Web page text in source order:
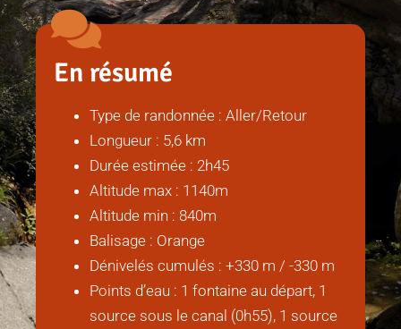
En résumé
Type de randonnée : Aller/Retour
Longueur : 5,6 km
Durée estimée : 2h45
Altitude max : 1140m
Altitude min : 840m
Balisage : Orange
Dénivelés cumulés : +330 m / -330 m
Points d’eau : 1 fontaine au départ, 1
source sous le canal (0h55), 1 source